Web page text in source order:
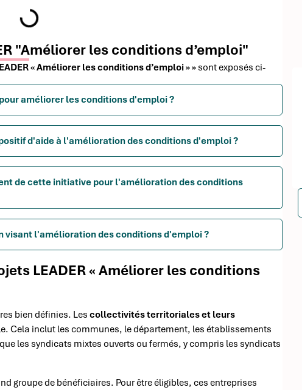
"Améliorer les conditions d’emploi"
« Améliorer les conditions d’emploi » » sont exposés ci-
améliorer les conditions d'emploi ?
d'aide à l'amélioration des conditions d'emploi ?
de cette initiative pour l'amélioration des conditions
visant l'amélioration des conditions d'emploi ?
LEADER « Améliorer les conditions
bien définies. Les collectivités territoriales et leurs
Cela inclut les communes, le département, les établissements
les syndicats mixtes ouverts ou fermés, y compris les syndicats
groupe de bénéficiaires. Pour être éligibles, ces entreprises